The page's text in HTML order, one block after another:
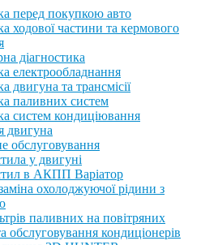
перед покупкою авто
ходової частини та кермового
діагностика
електрообладнання
двигуна та трансмісії
паливних систем
систем кондиціювання
двигуна
обслуговування
у двигуні
в АКПП Варіатор
охолоджуючої рідини з
паливних на повітряних
обслуговування кондиціонерів